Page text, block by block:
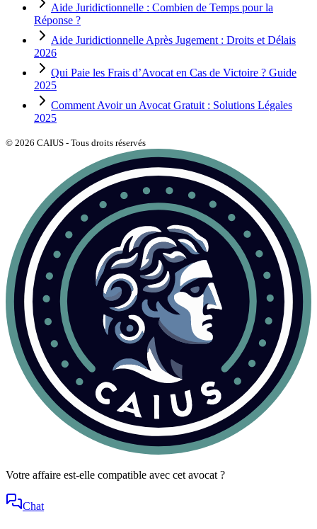
Aide Juridictionnelle : Combien de Temps pour la
Réponse ?
Aide Juridictionnelle Après Jugement : Droits et Délais
2026
Qui Paie les Frais d’Avocat en Cas de Victoire ? Guide
2025
Comment Avoir un Avocat Gratuit : Solutions Légales
2025
© 2026 CAIUS - Tous droits réservés
Votre affaire est-elle compatible avec cet avocat ?
Chat